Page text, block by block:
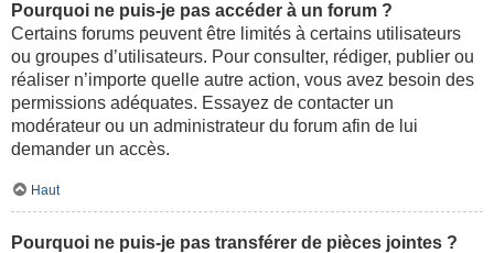
Pourquoi ne puis-je pas accéder à un forum ?
Certains forums peuvent être limités à certains utilisateurs
ou groupes d’utilisateurs. Pour consulter, rédiger, publier ou
réaliser n’importe quelle autre action, vous avez besoin des
permissions adéquates. Essayez de contacter un
modérateur ou un administrateur du forum afin de lui
demander un accès.
Haut
Pourquoi ne puis-je pas transférer de pièces jointes ?